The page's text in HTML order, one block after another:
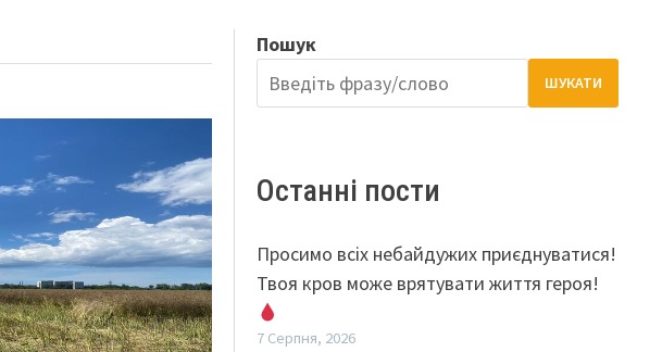
Пошук
ШУКАТИ
Останні пости
Просимо всіх небайдужих приєднуватися!
Твоя кров може врятувати життя героя!
7 Серпня, 2026